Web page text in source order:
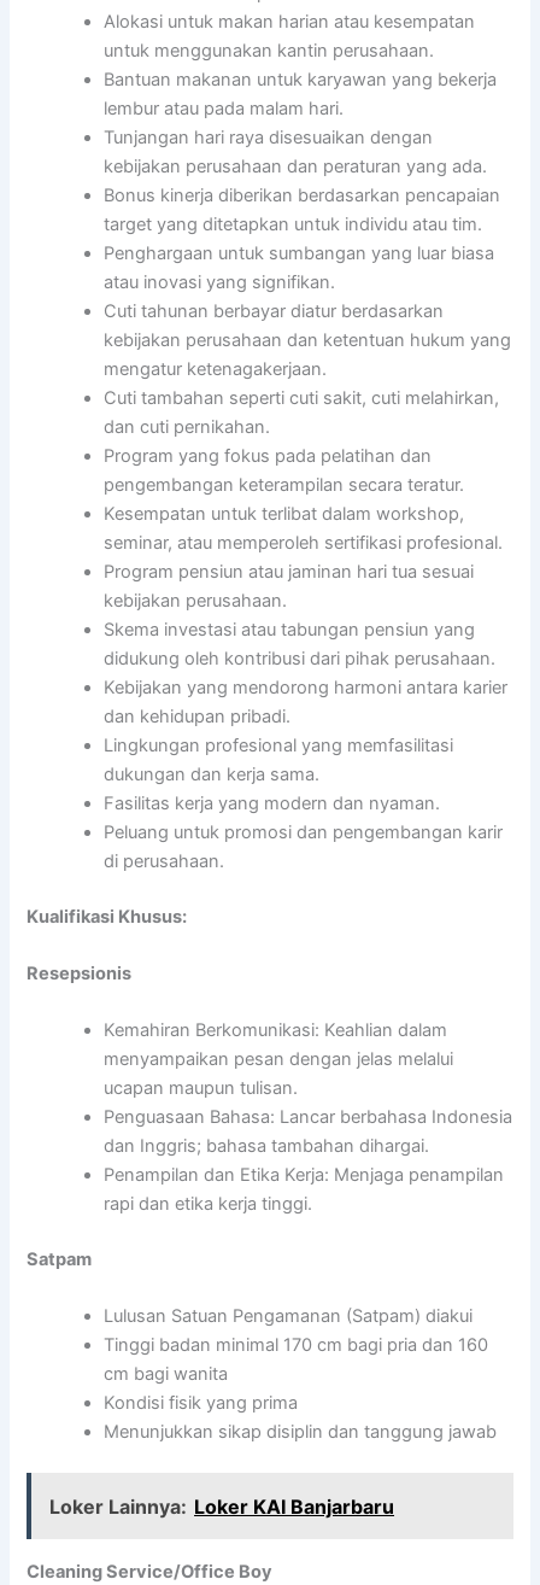
Alokasi untuk makan harian atau kesempatan
untuk menggunakan kantin perusahaan.
Bantuan makanan untuk karyawan yang bekerja
lembur atau pada malam hari.
Tunjangan hari raya disesuaikan dengan
kebijakan perusahaan dan peraturan yang ada.
Bonus kinerja diberikan berdasarkan pencapaian
target yang ditetapkan untuk individu atau tim.
Penghargaan untuk sumbangan yang luar biasa
atau inovasi yang signifikan.
Cuti tahunan berbayar diatur berdasarkan
kebijakan perusahaan dan ketentuan hukum yang
mengatur ketenagakerjaan.
Cuti tambahan seperti cuti sakit, cuti melahirkan,
dan cuti pernikahan.
Program yang fokus pada pelatihan dan
pengembangan keterampilan secara teratur.
Kesempatan untuk terlibat dalam workshop,
seminar, atau memperoleh sertifikasi profesional.
Program pensiun atau jaminan hari tua sesuai
kebijakan perusahaan.
Skema investasi atau tabungan pensiun yang
didukung oleh kontribusi dari pihak perusahaan.
Kebijakan yang mendorong harmoni antara karier
dan kehidupan pribadi.
Lingkungan profesional yang memfasilitasi
dukungan dan kerja sama.
Fasilitas kerja yang modern dan nyaman.
Peluang untuk promosi dan pengembangan karir
di perusahaan.
Kualifikasi Khusus:
Resepsionis
Kemahiran Berkomunikasi: Keahlian dalam
menyampaikan pesan dengan jelas melalui
ucapan maupun tulisan.
Penguasaan Bahasa: Lancar berbahasa Indonesia
dan Inggris; bahasa tambahan dihargai.
Penampilan dan Etika Kerja: Menjaga penampilan
rapi dan etika kerja tinggi.
Satpam
Lulusan Satuan Pengamanan (Satpam) diakui
Tinggi badan minimal 170 cm bagi pria dan 160
cm bagi wanita
Kondisi fisik yang prima
Menunjukkan sikap disiplin dan tanggung jawab
Loker Lainnya: Loker KAI Banjarbaru
Cleaning Service/Office Boy